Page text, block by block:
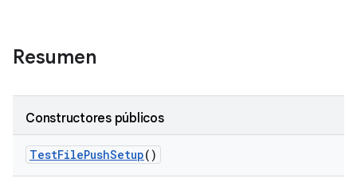
Resumen
Constructores públicos
TestFilePushSetup()